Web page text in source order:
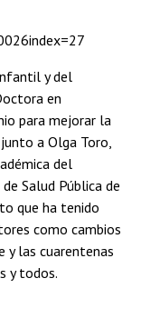
y del
en
para mejorar la
a Olga Toro,
del
Salud Pública de
que ha tenido
como cambios
y las cuarentenas
y todos.